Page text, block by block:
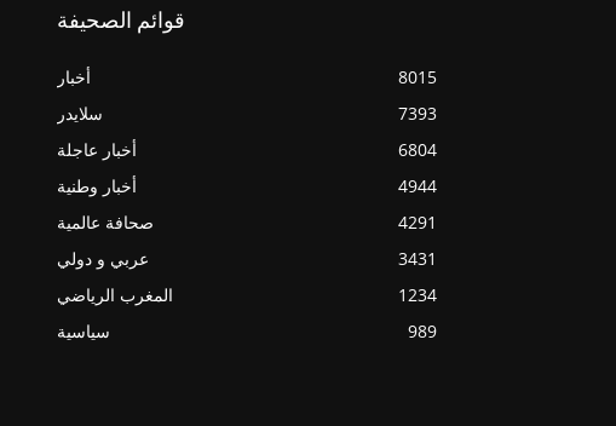
قوائم الصحيفة
أخبار
8015
سلايدر
7393
أخبار عاجلة
6804
أخبار وطنية
4944
صحافة عالمية
4291
عربي و دولي
3431
المغرب الرياضي
1234
سياسية
989